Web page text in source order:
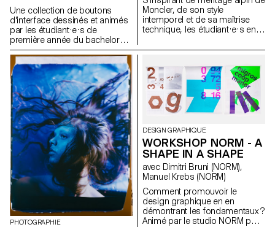
Une collection de boutons
d'interface dessinés et animés
par les étudiant·e·s de
première année du bachelor
Media & Interaction Design.
Pour chaque élément il existe
une animation standard, une
animation démesurée et une
version inattendue.
https://toggle.ecal-mid.ch/2025
Moncler, de son style
intemporel et de sa maîtrise
technique, les étudiant·e·s en
l’ECAL ont élaboré leur propre
de la marque, mêlant
photographie documentaire et
mises en scène, réalité et
fiction, sous la direction
artistique du photographe
Dans le cadre de Paris Photo
2025, le travail des étudiants a
été présenté dans la boutique
Moncler des Champs-Élysées
PHOTOGRAPHIE
DESIGN GRAPHIQUE
WORKSHOP NORM - A
SHAPE IN A SHAPE
avec Dimitri Bruni (NORM),
Manuel Krebs (NORM)
Comment promouvoir le
design graphique en en
démontrant les fondamentaux ?
Animé par le studio NORM pour